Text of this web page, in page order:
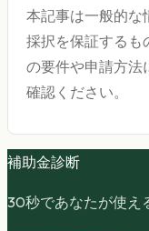
本記事は一般的な
採択を保証するも
の要件や申請方法
確認ください。
補助金診断
30秒であなたが使え